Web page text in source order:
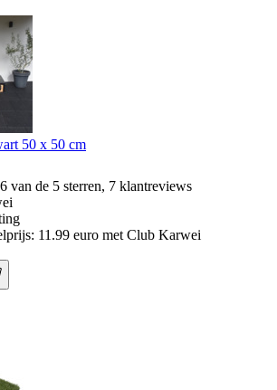
50 x 50 cm
van de 5 sterren, 7 klantreviews
11.99 euro met Club Karwei